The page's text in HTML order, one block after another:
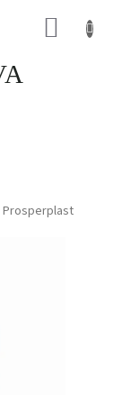
Prosperplast